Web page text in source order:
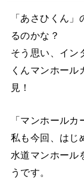
「あさひくん
るのかな？
そう思い、イン
くんマンホール
見！
「マンホール
私も今回、はじ
水道マンホール
うです。